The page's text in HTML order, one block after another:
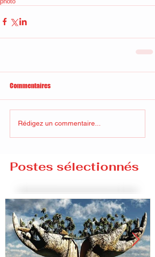
Commentaires
Rédigez un commentaire...
Postes sélectionnés